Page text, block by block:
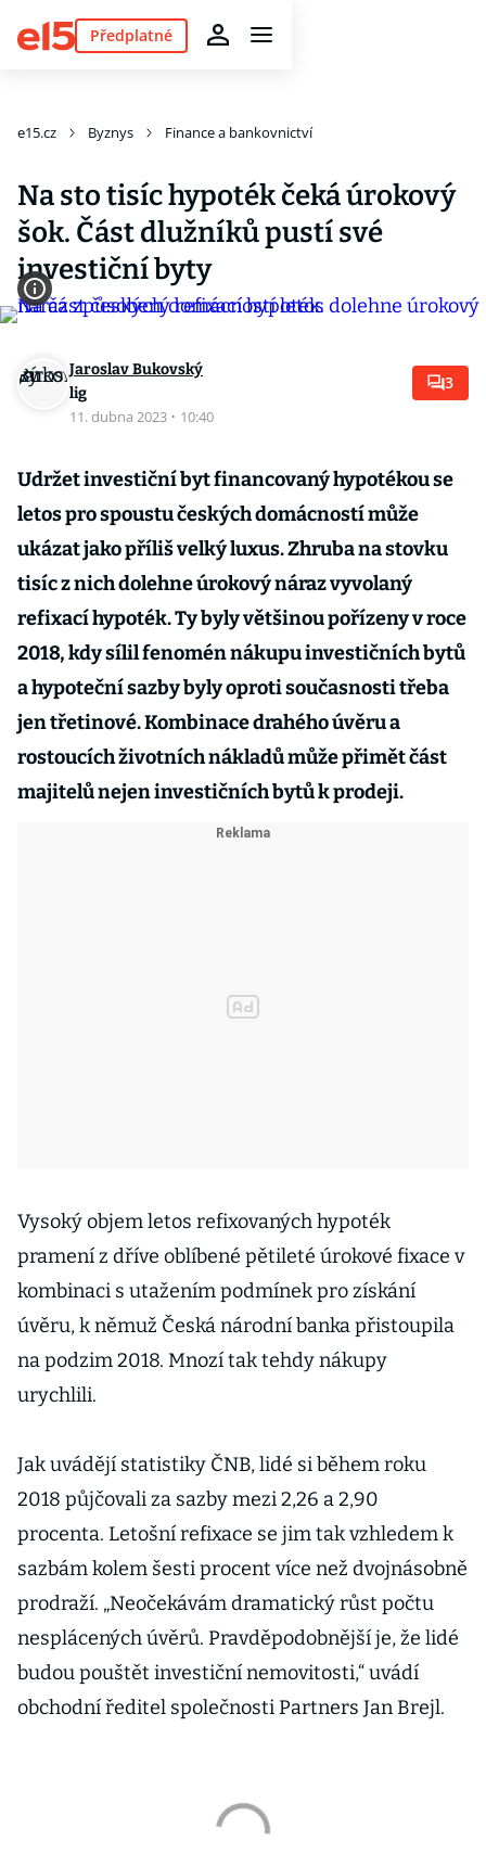
Předplatné
e15.cz Byznys Finance a bankovnictví
Na sto tisíc hypoték čeká úrokový
šok. Část dlužníků pustí své
investiční byty
Jaroslav Bukovský
lig
11. dubna 2023 · 10:40
3
Udržet investiční byt financovaný hypotékou se
letos pro spoustu českých domácností může
ukázat jako příliš velký luxus. Zhruba na stovku
tisíc z nich dolehne úrokový náraz vyvolaný
refixací hypoték. Ty byly většinou pořízeny v roce
2018, kdy sílil fenomén nákupu investičních bytů
a hypoteční sazby byly oproti současnosti třeba
jen třetinové. Kombinace drahého úvěru a
rostoucích životních nákladů může přimět část
majitelů nejen investičních bytů k prodeji.
Vysoký objem letos refixovaných hypoték
pramení z dříve oblíbené pětileté úrokové fixace v
kombinaci s utažením podmínek pro získání
úvěru, k němuž Česká národní banka přistoupila
na podzim 2018. Mnozí tak tehdy nákupy
urychlili.
Jak uvádějí statistiky ČNB, lidé si během roku
2018 půjčovali za sazby mezi 2,26 a 2,90
procenta. Letošní refixace se jim tak vzhledem k
sazbám kolem šesti procent více než dvojnásobně
prodraží. „Neočekávám dramatický růst počtu
nesplácených úvěrů. Pravděpodobnější je, že lidé
budou pouštět investiční nemovitosti,“ uvádí
obchodní ředitel společnosti Partners Jan Brejl.